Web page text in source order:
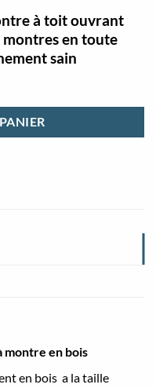
à toit ouvrant
montres en toute
sain
montre en bois
en bois a la taille